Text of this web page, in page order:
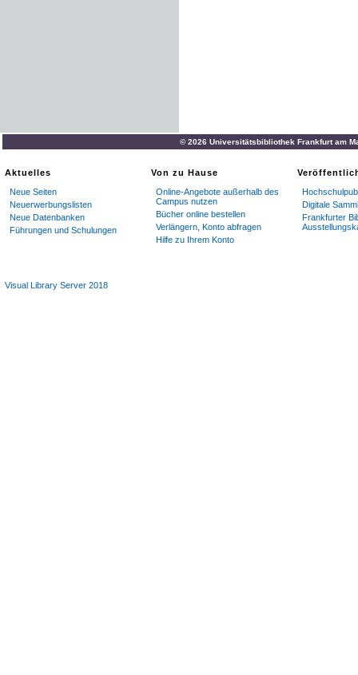
© 2026 Universitätsbibliothek Frankfurt am
Aktuelles
Neue Seiten
Neuerwerbungslisten
Neue Datenbanken
Führungen und Schulungen
Von zu Hause
Online-Angebote außerhalb des
Campus nutzen
Bücher online bestellen
Verlängern, Konto abfragen
Hilfe zu Ihrem Konto
Digitale
Frankfurter
Visual Library Server 2018